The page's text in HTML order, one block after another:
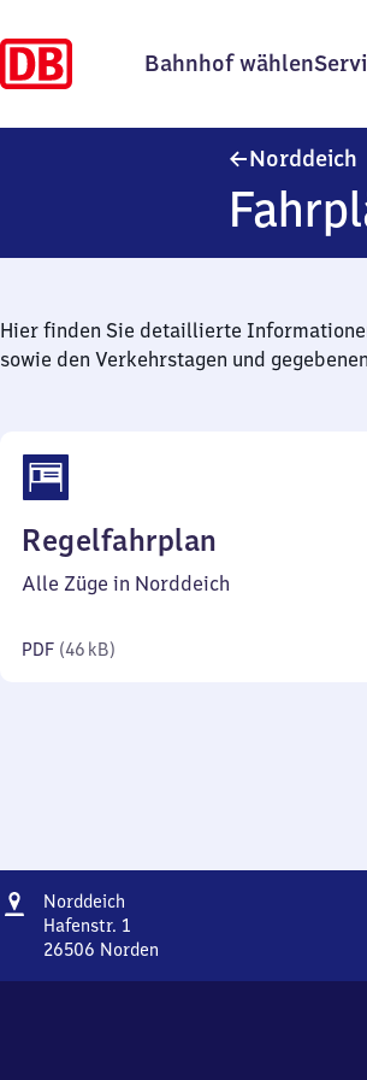
Bahnhof wählen
Norddeich
Hier finden Sie detaillierte
sowie den Verkehrstagen und
Regelfahrplan
46
Alle Züge in Norddeich
PDF (46 kB)
Adresse
Norddeich
Hafenstr. 1
26506 Norden